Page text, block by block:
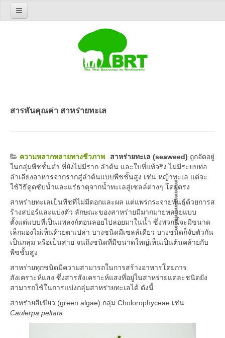
คณะกรรมการบริหาร
บุคลากรฝ่ายเลขานุการ
สิ่งตีพิมพ์ทางวิชาการ
บทคัดย่อโครงการวิจัย
บันทึกการประชุมวิชาการประจำปี
รายงานการวิจัยในโครงการ BRT
รายงานประจำปี
หนังสือจากโครงการ BRT
Research
บทความเผยแพร่
สารพันคุณค่า สาหร่ายทะเล
ความหลากหลายทางชีวภาพ สาหร่ายทะเล (seaweed) ถูกจัดอยู่
ในกลุ่มพืชชั้นต่ำ ที่ยังไม่มีราก ลำต้น และใบที่แท้จริง ไม่มีระบบท่อ
ลำเลียงอาหารจากรากสู่ลำต้นแบบพืชชั้นสูง เช่น หญ้าทะเล แต่จะ
ใช้วิธีดูดซับน้ำและแร่ธาตุจากน้ำทะเลสู่เซลล์ต่างๆ โดยตรง
สาหร่ายทะเลเป็นพืชที่ไม่มีดอกและผล แต่แพร่กระจายพันธุ์ด้วยการส
ร้างสปอร์และแบ่งตัว ลักษณะของสาหร่ายมีมากมายหลายแบบ
ตั้งแต่แบบที่เป็นแพลงก์ตอนลอยไปลอยมาในน้ำ ซึ่งพวกนี้จะมีขนาด
เล็กมองไม่เห็นด้วยตาเปล่า บางชนิดมีเซลล์เดียว บางชนิิิิิิิิิิิิิิิิิิิิิิิิิิิิิดก็จับตัวกัน
เป็นกลุ่ม หรือเป็นสาย จนถึงชนิดที่มีขนาดใหญ่เห็นเป็นต้นคล้ายกับ
พืชชั้นสูง
สาหร่ายทุกชนิดมีความสามารถในการสร้างอาหารโดยการ
สังเคราะห์แสง ซึ่งสารสังเคราะห์แสงที่อยู่ในสาหร่ายแต่ละชนิดยัง
สามารถใช้ในการแบ่งกลุ่มสาหร่ายทะเลได้ ดังนี้
สาหร่ายสีเขียว (green algae) กลุ่ม Cholorophyceae เช่น
Caulerpa peltata